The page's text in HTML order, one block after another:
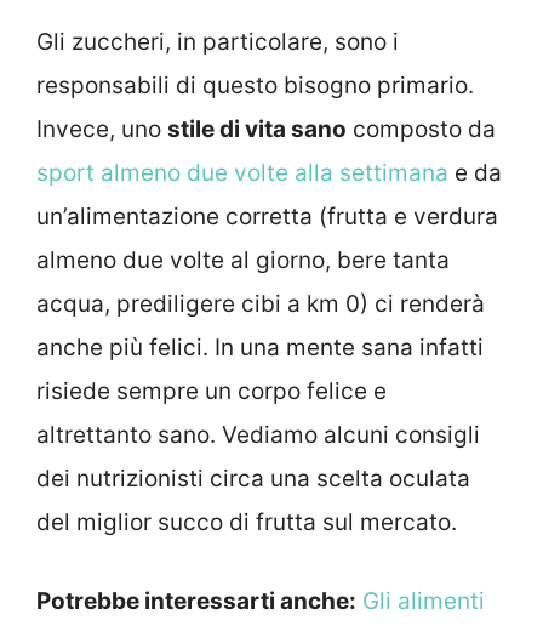
Gli zuccheri, in particolare, sono i
responsabili di questo bisogno primario.
Invece, uno stile di vita sano composto da
sport almeno due volte alla settimana e da
un’alimentazione corretta (frutta e verdura
almeno due volte al giorno, bere tanta
acqua, prediligere cibi a km 0) ci renderà
anche più felici. In una mente sana infatti
risiede sempre un corpo felice e
altrettanto sano. Vediamo alcuni consigli
dei nutrizionisti circa una scelta oculata
del miglior succo di frutta sul mercato.
Potrebbe interessarti anche: Gli alimenti